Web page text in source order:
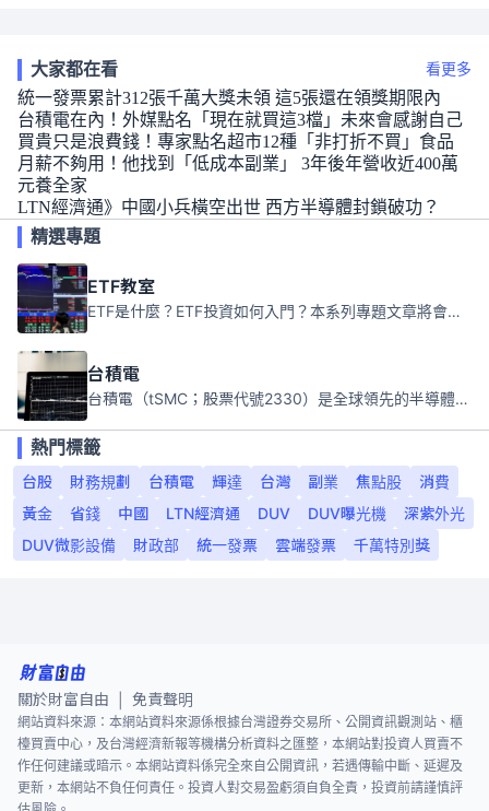
大家都在看 看更多
統一發票累計312張千萬大獎未領 這5張還在領獎期限內
台積電在內！外媒點名「現在就買這3檔」未來會感謝自己
買貴只是浪費錢！專家點名超市12種「非打折不買」食品
月薪不夠用！他找到「低成本副業」 3年後年營收近400萬
元養全家
LTN經濟通》中國小兵橫空出世 西方半導體封鎖破功？
精選專題
ETF教室
ETF是什麼？ETF投資如何入門？本系列專題文章將會告訴你新手必須知道的ETF基礎知識。
台積電
台積電（tSMC；股票代號2330）是全球領先的半導體代工公司，成立於1987年，總部位於台灣新竹。且已於美國、日本、德國及中國設廠，台積電是全球首家專業積體電路製造服務公司，也是全球最先進和最大規模的半導體代工廠。
熱門標籤
台股
財務規劃 台積電 輝達 台灣 副業 焦點股
消費
黃金
省錢 中國 LTN經濟通 DUV DUV曝光機
深紫外光
DUV微影設備
財政部 統一發票 雲端發票 千萬特別獎
關於財富自由 免責聲明
網站資料來源：本網站資料來源係根據台灣證券交易所、公開資訊觀測站、櫃
檯買賣中心，及台灣經濟新報等機構分析資料之匯整，本網站對投資人買賣不
作任何建議或暗示。本網站資料係完全來自公開資訊，若遇傳輸中斷、延遲及
更新，本網站不負任何責任。投資人對交易盈虧須自負全責，投資前請謹慎評